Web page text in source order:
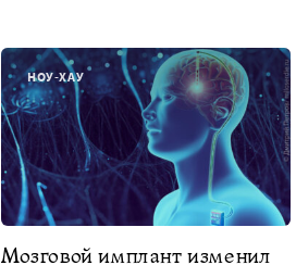
НОУ-ХАУ
Мозговой имплант изменил